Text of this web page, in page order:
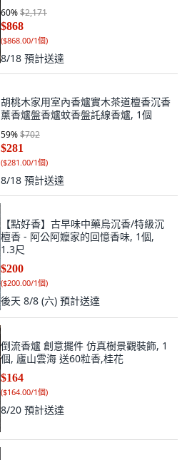
60%$2,171
$868
($868.00/1個)
8/18 預計送達
胡桃木家用室內香爐實木茶道檀香沉香
薰香爐盤香爐蚊香盤託線香爐, 1個
59%$702
$281
($281.00/1個)
8/18 預計送達
【點好香】古早味中藥烏沉香/特級沉
檀香 - 阿公阿嬤家的回憶香味, 1個,
1.3尺
$200
($200.00/1個)
後天 8/8 (六) 預計送達
倒流香爐 創意擺件 仿真樹景觀裝飾, 1
個, 廬山雲海 送60粒香,桂花
$164
($164.00/1個)
8/20 預計送達